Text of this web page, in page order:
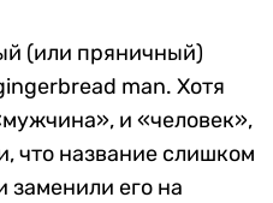
(или пряничный)
man. Хотя
и «человек»,
что название слишком
его на